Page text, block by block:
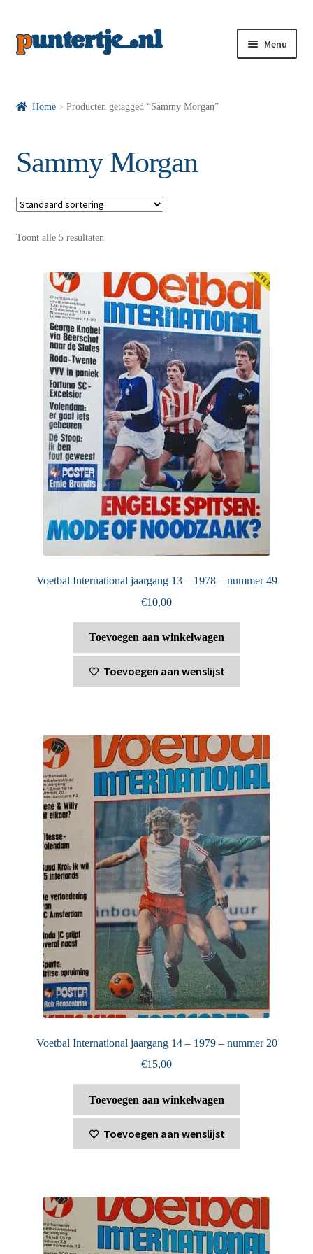
Menu
VI’s met Posters
Wie is puntertje
Puntertjes
Contact
Home Producten getagged “Sammy Morgan”
Sammy Morgan
Toont alle 5 resultaten
Voetbal International jaargang 13 – 1978 – nummer 49
€10,00
Toevoegen aan winkelwagen
Toevoegen aan wenslijst
Voetbal International jaargang 14 – 1979 – nummer 20
€15,00
Toevoegen aan winkelwagen
Toevoegen aan wenslijst